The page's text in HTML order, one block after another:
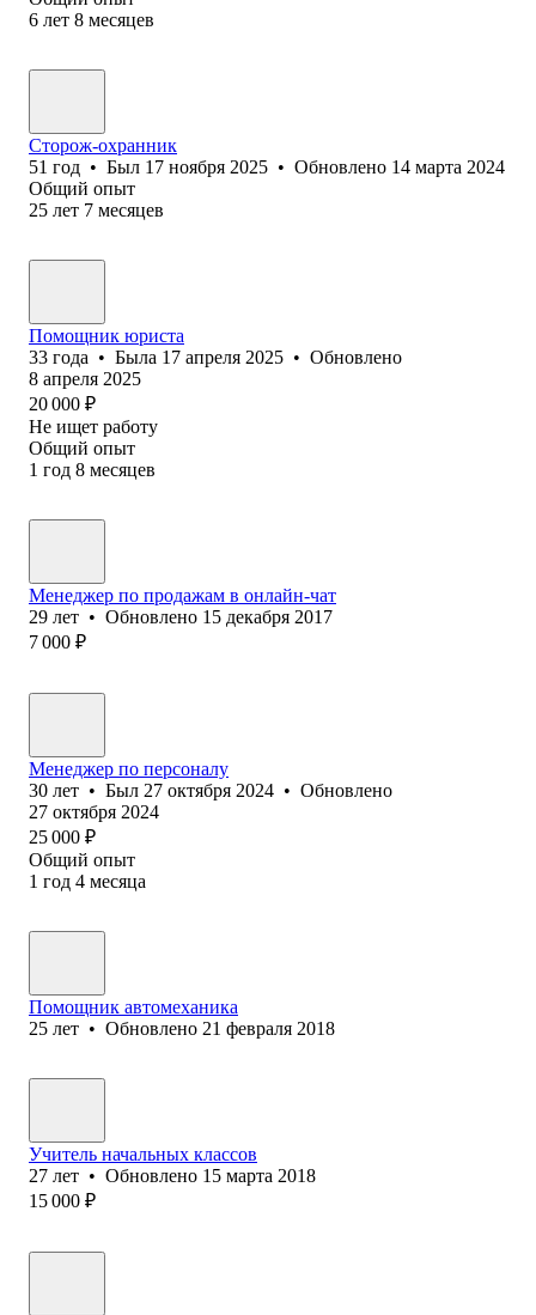
6 лет 8 месяцев
Сторож-охранник
51 год • Был 17 ноября 2025 • Обновлено 14 марта 2024
Общий опыт
25 лет 7 месяцев
Помощник юриста
33 года • Была 17 апреля 2025 • Обновлено
8 апреля 2025
20 000 ₽
Не ищет работу
Общий опыт
1 год 8 месяцев
Менеджер по продажам в онлайн-чат
29 лет • Обновлено 15 декабря 2017
7 000 ₽
Менеджер по персоналу
30 лет • Был 27 октября 2024 • Обновлено
27 октября 2024
25 000 ₽
Общий опыт
1 год 4 месяца
Помощник автомеханика
25 лет • Обновлено 21 февраля 2018
Учитель начальных классов
27 лет • Обновлено 15 марта 2018
15 000 ₽